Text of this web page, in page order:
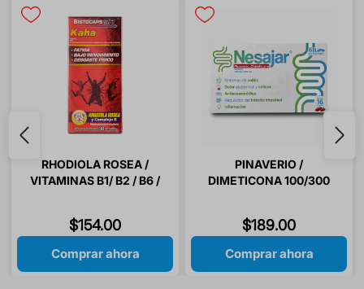
RHODIOLA ROSEA /
VITAMINAS B1/ B2 / B6 /
$154.00
Comprar ahora
PINAVERIO /
DIMETICONA 100/300
$189.00
Comprar ahora